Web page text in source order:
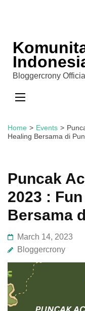
(Press
Enter)
Bloggercrony
Home > Events >
Healing Bersama di
Puncak
2023 :
Bersama
March 14, 2023
Bloggercrony